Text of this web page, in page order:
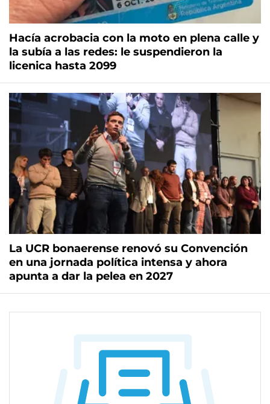
Hacía acrobacia con la moto en plena calle y
la subía a las redes: le suspendieron la
licenica hasta 2099
La UCR bonaerense renovó su Convención
en una jornada política intensa y ahora
apunta a dar la pelea en 2027